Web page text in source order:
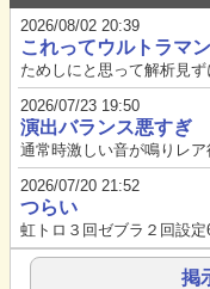
2026/08/02 20:39
これってウルトラマ
2026/07/23 19:50
演出バランス悪すぎ
2026/07/20 21:52
つらい
掲